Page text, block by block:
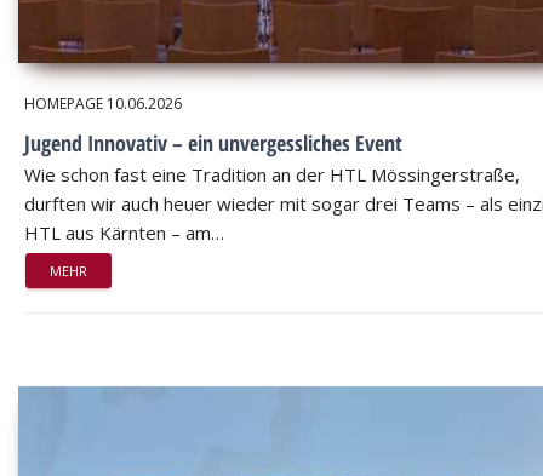
HOMEPAGE 10.06.2026
Jugend Innovativ – ein unvergessliches Event
Wie schon fast eine Tradition an der HTL Mössingerstraße,
durften wir auch heuer wieder mit sogar drei Teams – als
HTL aus Kärnten – am…
MEHR